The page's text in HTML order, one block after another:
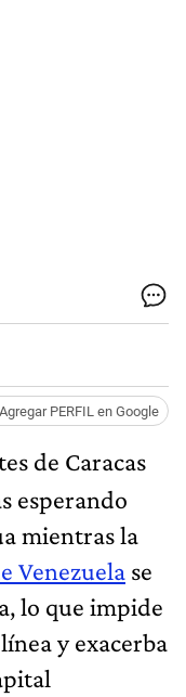
Agregar PERFIL en Google
de Caracas
esperando
mientras la
Venezuela se
lo que impide
y exacerba